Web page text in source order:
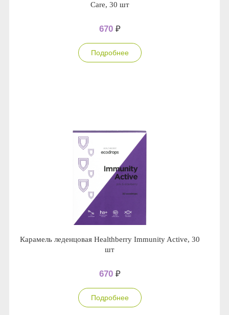
Care, 30 шт
670 ₽
Подробнее
Карамель леденцовая Healthberry Immunity Active, 30
шт
670 ₽
Подробнее